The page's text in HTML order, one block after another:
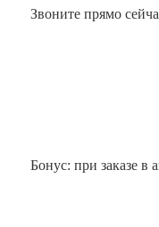
Звоните прямо
Бонус: при заказе в